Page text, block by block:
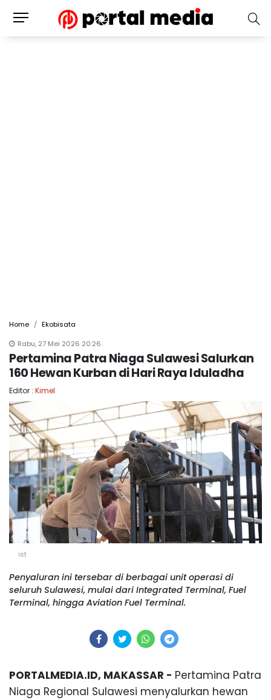
Home
Ekobisata
Rabu, 27 Mei 2026 20:26
Pertamina Patra Niaga Sulawesi Salurkan
160 Hewan Kurban di Hari Raya Iduladha
Editor : Kimel
ist
Penyaluran ini tersebar di berbagai unit operasi di
seluruh Sulawesi, mulai dari Integrated Terminal, Fuel
Terminal, hingga Aviation Fuel Terminal.
PORTALMEDIA.ID, MAKASSAR - Pertamina Patra
Niaga Regional Sulawesi menyalurkan hewan